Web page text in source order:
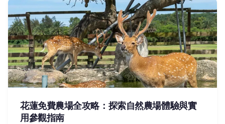
花蓮免費農場全攻略：探索自然農場體驗與實
用參觀指南